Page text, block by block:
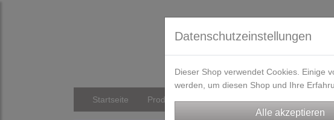
Startseite Produkte Versandkosten/Lieferzeit
Datenschutzeinstellungen
Dieser Shop verwendet Cookies. Einige
werden, um diesen Shop und Ihre